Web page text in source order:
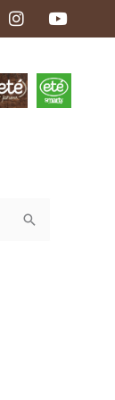
I
n
s
a
g
r
Y
o
u
u
b
e